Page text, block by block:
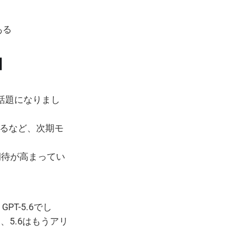
題になりまし
など、次期モ
が高まってい
5.6でし
5.6はもうアリ